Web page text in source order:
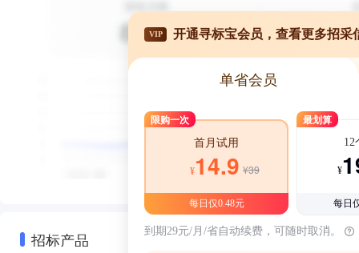
招标产品
VIP 开通寻标宝会员，查看更多招采
单省会员
限购一次
首月试用
¥14.9 ¥39
每日仅0.48元
最划算
12
¥
每日
到期29元/月/省自动续费，可随时取消。